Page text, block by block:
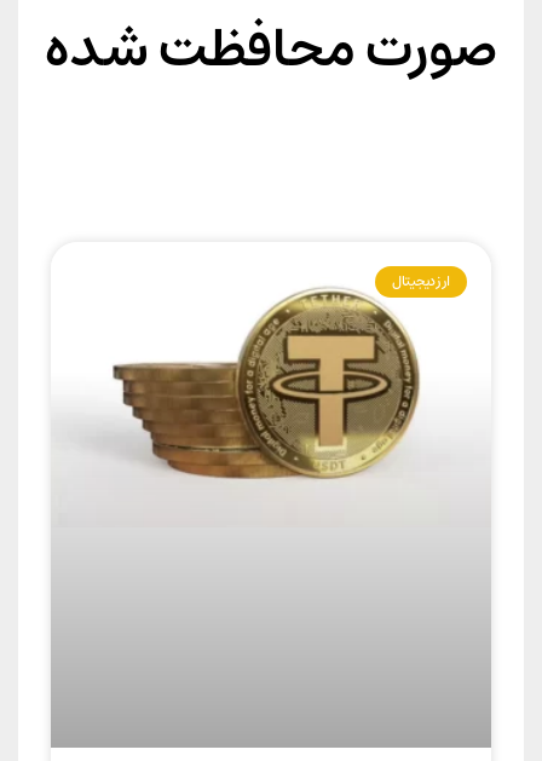
صورت محافظت شده
ارز دیجیتال